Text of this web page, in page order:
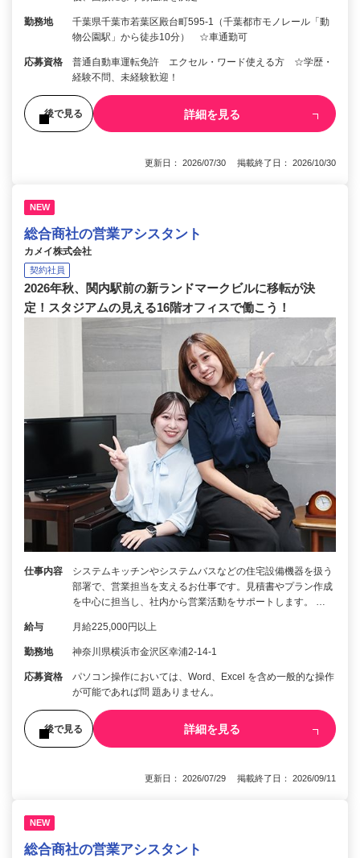
勤務地
千葉県千葉市若葉区殿台町595-1（千葉都市モノレール「動
物公園駅」から徒歩10分） ☆車通勤可
応募資格
普通自動車運転免許 エクセル・ワード使える方 ☆学歴・
経験不問、未経験歓迎！
後で見る 詳細を見る
更新日： 2026/07/30 掲載終了日： 2026/10/30
NEW
総合商社の営業アシスタント
カメイ株式会社
契約社員
2026年秋、関内駅前の新ランドマークビルに移転が決
定！スタジアムの見える16階オフィスで働こう！
仕事内容
システムキッチンやシステムバスなどの住宅設備機器を扱う
部署で、営業担当を支えるお仕事です。見積書やプラン作成
を中心に担当し、社内から営業活動をサポートします。 …
給与 月給225,000円以上
勤務地 神奈川県横浜市金沢区幸浦2-14-1
応募資格
パソコン操作においては、Word、Excel を含め一般的な操作
が可能であれば問 題ありません。
後で見る 詳細を見る
更新日： 2026/07/29 掲載終了日： 2026/09/11
NEW
総合商社の営業アシスタント